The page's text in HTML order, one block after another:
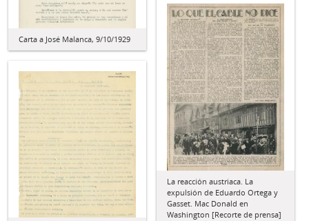
Carta a José Malanca, 9/10/1929
La reacción austriaca. La
expulsión de Eduardo Ortega y
Gasset. Mac Donald en
Washington [Recorte de prensa]